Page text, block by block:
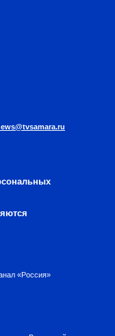
«Россия»